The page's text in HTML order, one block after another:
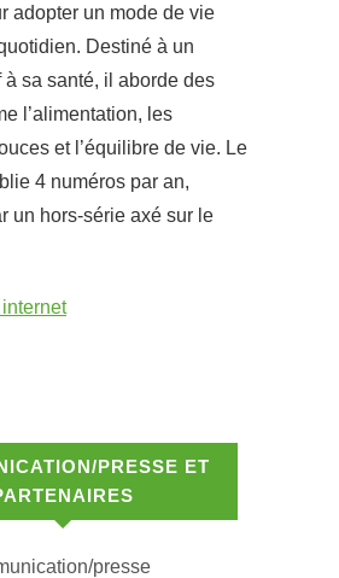
adopter un mode de vie
Destiné à un
à sa santé, il aborde des
l’alimentation, les
et l’équilibre de vie. Le
4 numéros par an,
un hors-série axé sur le
PRESSE ET
presse